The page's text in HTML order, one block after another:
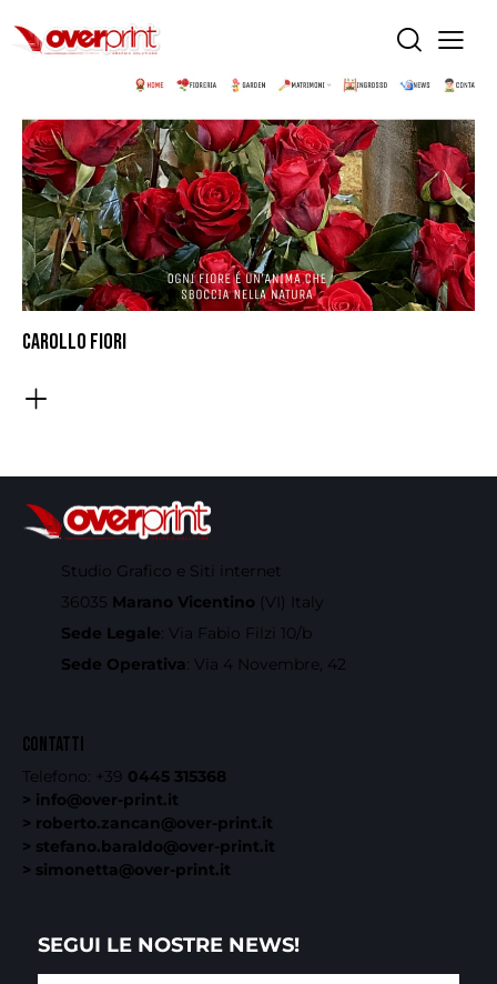
CAROLLO FIORI
Studio Grafico e Siti internet
36035 Marano Vicentino (VI) Italy
Sede Legale: Via Fabio Filzi 10/b
Sede Operativa: Via 4 Novembre, 42
CONTATTI
Telefono: +39 0445 315368
> info@over-print.it
> roberto.zancan@over-print.it
> stefano.baraldo@over-print.it
> simonetta@over-print.it
SEGUI LE NOSTRE NEWS!